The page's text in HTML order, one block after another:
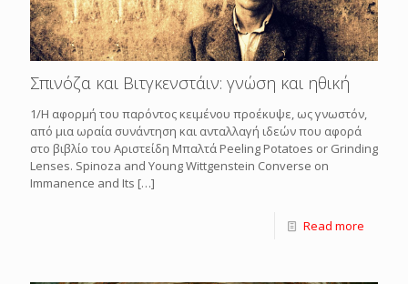
Σπινόζα και Βιτγκενστάιν: γνώση και ηθική
1/Η αφορμή του παρόντος κειμένου προέκυψε, ως γνωστόν,
από μια ωραία συνάντηση και ανταλλαγή ιδεών που αφορά
στο βιβλίο του Αριστείδη Μπαλτά Peeling Potatoes or Grinding
Lenses. Spinoza and Young Wittgenstein Converse on
Immanence and Its […]
Read more